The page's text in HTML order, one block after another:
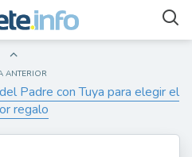
ANTERIOR
Padre con Tuya para elegir el
regalo